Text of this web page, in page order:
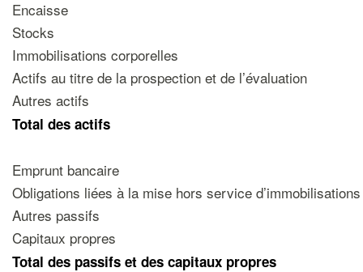
Encaisse
Stocks
Immobilisations corporelles
Actifs au titre de la prospection et de l’évaluation
Autres actifs
Total des actifs
Emprunt bancaire
Obligations liées à la mise hors service d’immobilisations
Autres passifs
Capitaux propres
Total des passifs et des capitaux propres